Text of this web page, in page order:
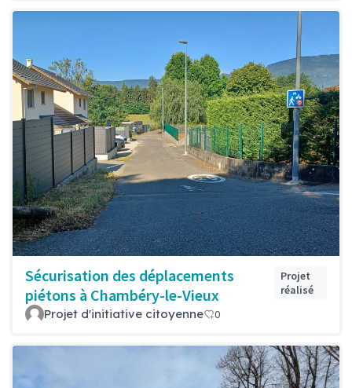
Sécurisation des déplacements
piétons à Chambéry-le-Vieux
Projet
réalisé
Projet d'initiative citoyenne 0